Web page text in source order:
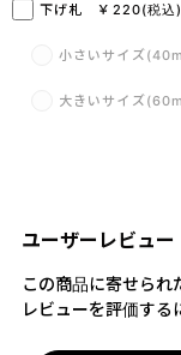
下げ札 ￥220(税込
小さいサイズ
大きいサイズ
ユーザーレビュー
この商品に寄せられ
レビューを評価する